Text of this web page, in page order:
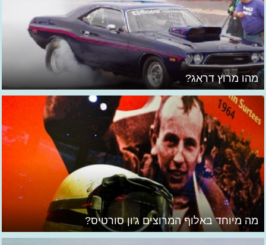
מהו מרוץ דראג?
מה מיוחד באלוף המרוצים ג'ון סורטיס?